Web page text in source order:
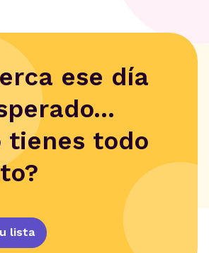
ese día
tienes todo
lista